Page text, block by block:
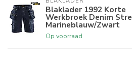
Blaklader 1992 Korte
Werkbroek Denim
Marineblauw/Zwart
Op voorraad